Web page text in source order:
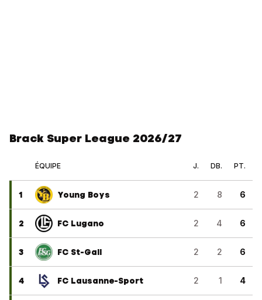
Brack Super League 2026/27
ÉQUIPE J. DB. PT.
1 Young Boys 2 8 6
2 FC Lugano 2 4 6
3 FC St-Gall 2 2 6
4 FC Lausanne-Sport 2 1 4